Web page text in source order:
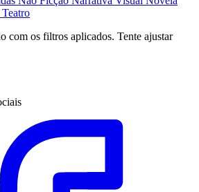
Teatro
com os filtros aplicados. Tente ajustar